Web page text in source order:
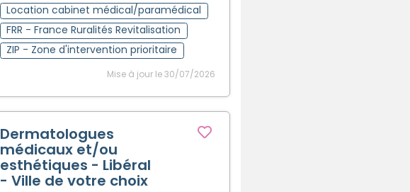
Location cabinet médical/paramédical
FRR - France Ruralités Revitalisation
ZIP - Zone d'intervention prioritaire
Mise à jour le 30/07/2026
Dermatologues
médicaux et/ou
esthétiques - Libéral
- Ville de votre choix